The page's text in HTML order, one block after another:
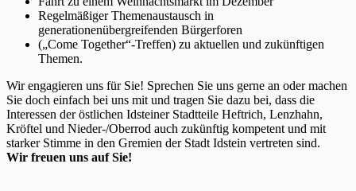
Regelmäßiger Themenaustausch in
generationenübergreifenden Bürgerforen
(„Come Together“-Treffen) zu aktuellen und zukünftigen
Themen.
Wir engagieren uns für Sie! Sprechen Sie uns gerne an oder machen
Sie doch einfach bei uns mit und tragen Sie dazu bei, dass die
Interessen der östlichen Idsteiner Stadtteile Heftrich, Lenzhahn,
Kröftel und Nieder-/Oberrod auch zukünftig kompetent und mit
starker Stimme in den Gremien der Stadt Idstein vertreten sind.
Wir freuen uns auf Sie!